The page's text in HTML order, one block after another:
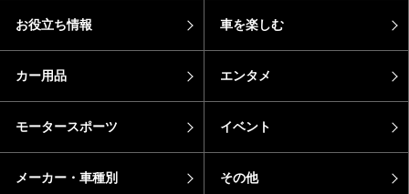
お役立ち情報 車を楽しむ
カー用品 エンタメ
モータースポーツ イベント
メーカー・車種別 その他